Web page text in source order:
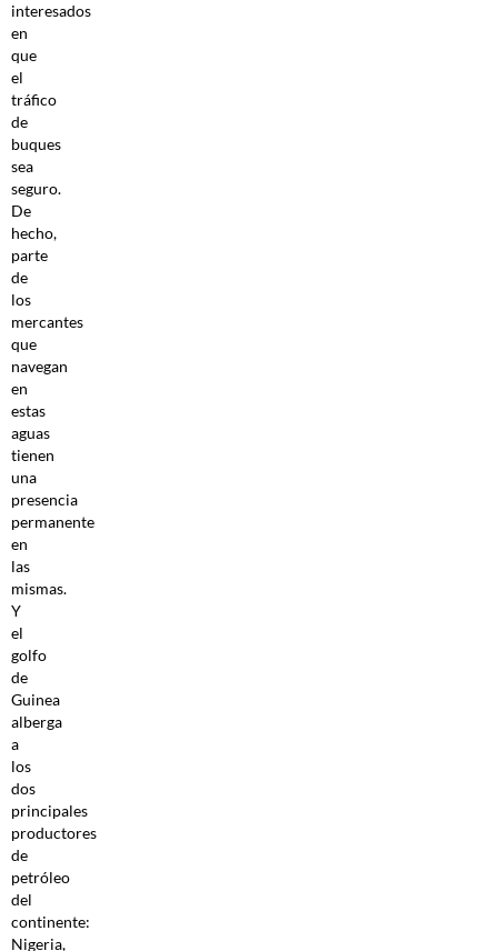
interesados
en
que
el
tráfico
de
buques
sea
seguro.
De
hecho,
parte
de
los
mercantes
que
navegan
en
estas
aguas
tienen
una
presencia
permanente
en
las
mismas.
Y
el
golfo
de
Guinea
alberga
a
los
dos
principales
productores
de
petróleo
del
continente:
Nigeria,